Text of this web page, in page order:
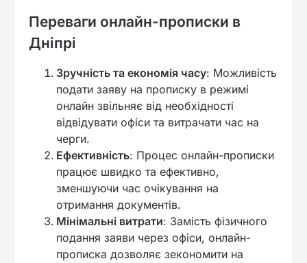
Переваги онлайн-прописки в
Дніпрі
Зручність та економія часу: Можливість
подати заяву на прописку в режимі
онлайн звільняє від необхідності
відвідувати офіси та витрачати час на
черги.
Ефективність: Процес онлайн-прописки
працює швидко та ефективно,
зменшуючи час очікування на
отримання документів.
Мінімальні витрати: Замість фізичного
подання заяви через офіси, онлайн-
прописка дозволяє зекономити на